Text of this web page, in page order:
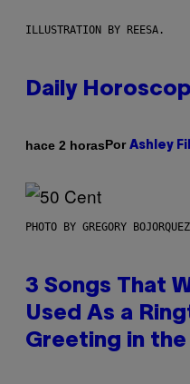
ILLUSTRATION BY REESA.
Daily
hace 2 horasPor Ashley
PHOTO BY GREGORY
3 Songs That
Used As a
Greeting in